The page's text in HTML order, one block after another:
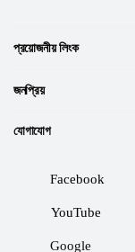
প্রয়োজনীয় লিংক
জনপ্রিয়
যোগাযোগ
Facebook
YouTube
Google